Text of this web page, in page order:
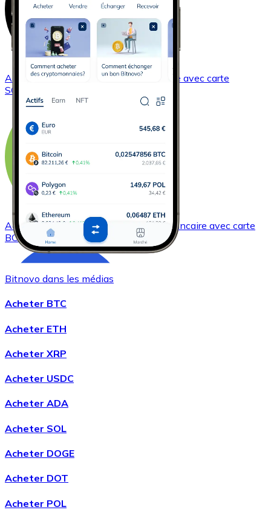
AcheterSolanaavec virement bancaire avec carte
SOL
AcheterBitcoin Cash avec virement bancaire avec carte
BCH
Acheter Chainlink
LINK
Bitnovo dans les médias
Acheter BTC
Acheter ETH
Acheter XRP
Acheter USDC
Acheter ADA
Acheter SOL
Acheter DOGE
Acheter DOT
Acheter POL